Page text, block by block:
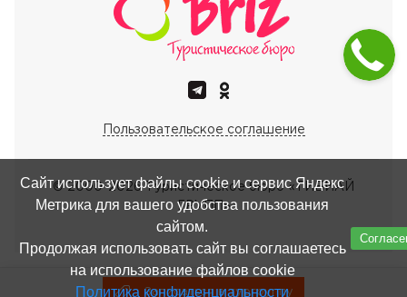
Записаться в тургруппу
Записаться в тургруппу
Пользовательское соглашение
© 2000-2026Туристическое бюро «ТИБИАЙ
ГРУПП»
Сайт использует файлы cookie и сервис Яндекс
Метрика для вашего удобства пользования
сайтом.
Продолжая использовать сайт вы соглашаетесь
на использование файлов cookie
Политика конфиденциальности